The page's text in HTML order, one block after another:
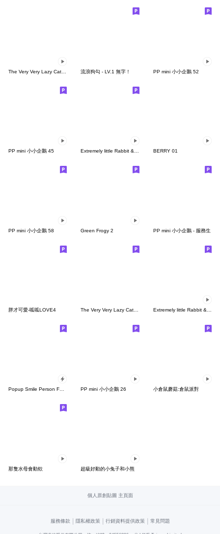
流浪狗勾 - LV.1 無字！ PP mini 小小企鵝 52
PP mini 小小企鵝 45 Extremely little Rabbit & bear Animated8 BERRY 01
PP mini 小小企鵝 58 Green Frogy 2 PP mini 小小企鵝 - 服務生
胖才可愛-呱呱LOVE4
Popup Smile Person Face PP mini 小小企鵝 26 小倉鼠蘑菇:倉鼠派對
那隻水母會動欸 超級好動的小兔子和小熊
個人原創貼圖 主頁面
服務條款 | 隱私權政策 | 行銷資料提供政策 | 常見問題